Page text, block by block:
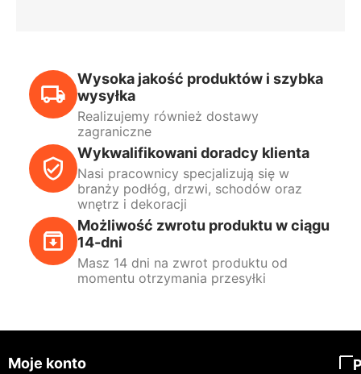
Wysoka jakość produktów i szybka
wysyłka
Realizujemy również dostawy
zagraniczne
Wykwalifikowani doradcy klienta
Nasi pracownicy specjalizują się w
branży podłóg, drzwi, schodów oraz
wnętrz i dekoracji
Możliwość zwrotu produktu w ciągu
14-dni
Masz 14 dni na zwrot produktu od
momentu otrzymania przesyłki
Moje konto